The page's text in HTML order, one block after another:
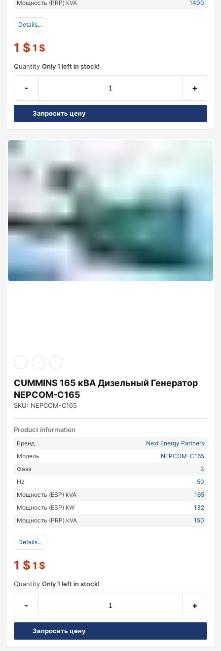
Мощность (PRP) kVA 1400
Details...
1 $ 1 $
Quantity Only 1 left in stock!
- +
Запросить цену
CUMMINS 165 кВА Дизельный Генератор
NEPCOM-C165
SKU: NEPCOM-C165
Product information
Бренд
Next Energy Partners
Модель
NEPCOM-C165
Фаза
3
Hz
50
Мощность (ESP) kVA
165
Мощность (ESP) kW
132
Мощность (PRP) kVA
150
Details...
1 $ 1 $
Quantity Only 1 left in stock!
- +
Запросить цену